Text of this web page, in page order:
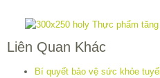
Liên Quan Khác
Bí quyết bảo vệ sức khỏe